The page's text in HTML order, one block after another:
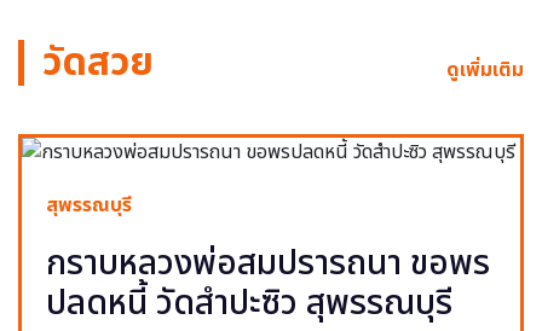
วัดสวย ดูเพิ่มเติม
สุพรรณบุรี
กราบหลวงพ่อสมปรารถนา ขอพร
ปลดหนี้ วัดสำปะซิว สุพรรณบุรี